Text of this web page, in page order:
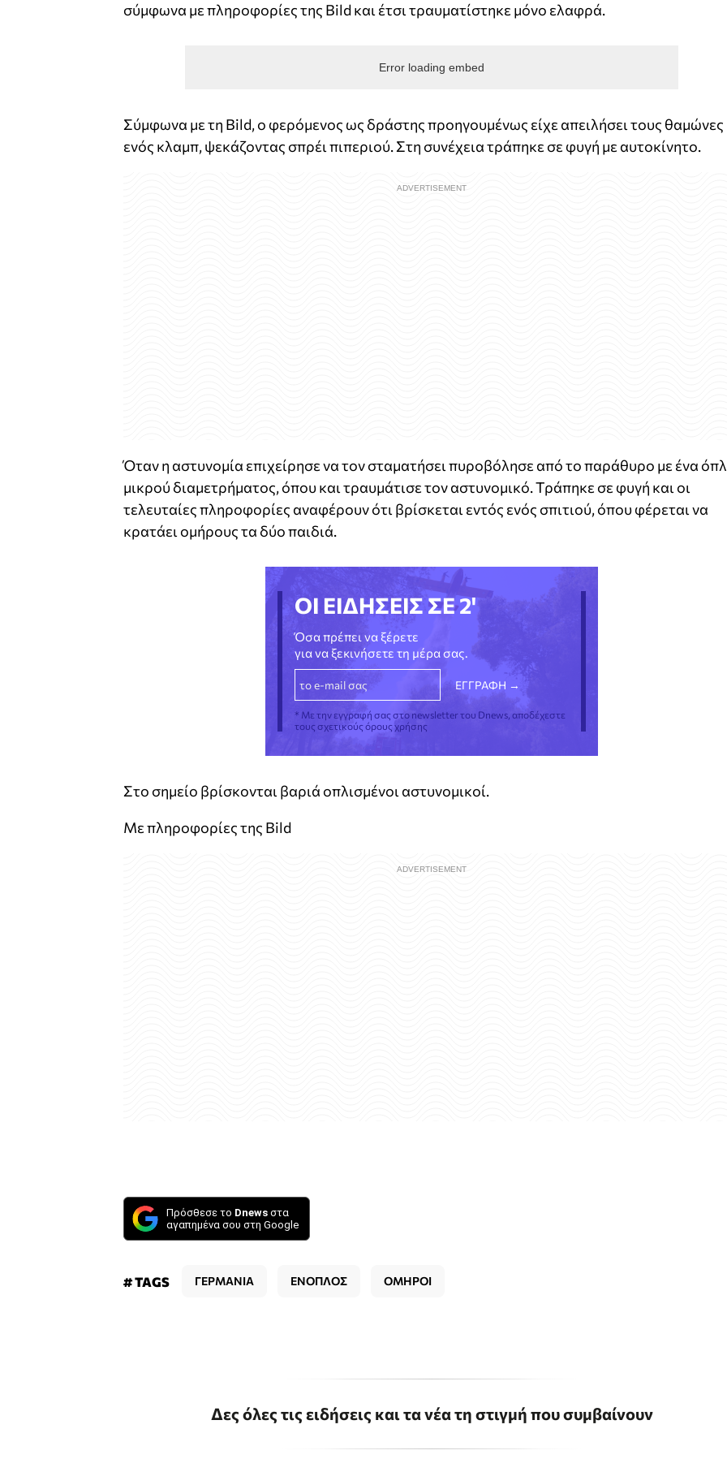
σύμφωνα με πληροφορίες της Bild και έτσι τραυματίστηκε μόνο ελαφρά.
Error loading embed
Σύμφωνα με τη Bild, ο φερόμενος ως δράστης προηγουμένως είχε απειλήσει τους θαμώνες
ενός κλαμπ, ψεκάζοντας σπρέι πιπεριού. Στη συνέχεια τράπηκε σε φυγή με αυτοκίνητο.
Όταν η αστυνομία επιχείρησε να τον σταματήσει πυροβόλησε από το παράθυρο με ένα
μικρού διαμετρήματος, όπου και τραυμάτισε τον αστυνομικό. Τράπηκε σε φυγή και οι
τελευταίες πληροφορίες αναφέρουν ότι βρίσκεται εντός ενός σπιτιού, όπου φέρεται να
κρατάει ομήρους τα δύο παιδιά.
ΟΙ ΕΙΔΗΣΕΙΣ ΣΕ 2'
Όσα πρέπει να ξέρετε
για να ξεκινήσετε τη μέρα σας.
* Με την εγγραφή σας στο newsletter του Dnews, αποδέχεστε
τους σχετικούς όρους χρήσης
Στο σημείο βρίσκονται βαριά οπλισμένοι αστυνομικοί.
Με πληροφορίες της Bild
Πρόσθεσε το Dnews στα
αγαπημένα σου στη Google
# TAGS ΓΕΡΜΑΝΙΑ ΕΝΟΠΛΟΣ ΟΜΗΡΟΙ
Δες όλες τις ειδήσεις και τα νέα τη στιγμή που συμβαίνουν